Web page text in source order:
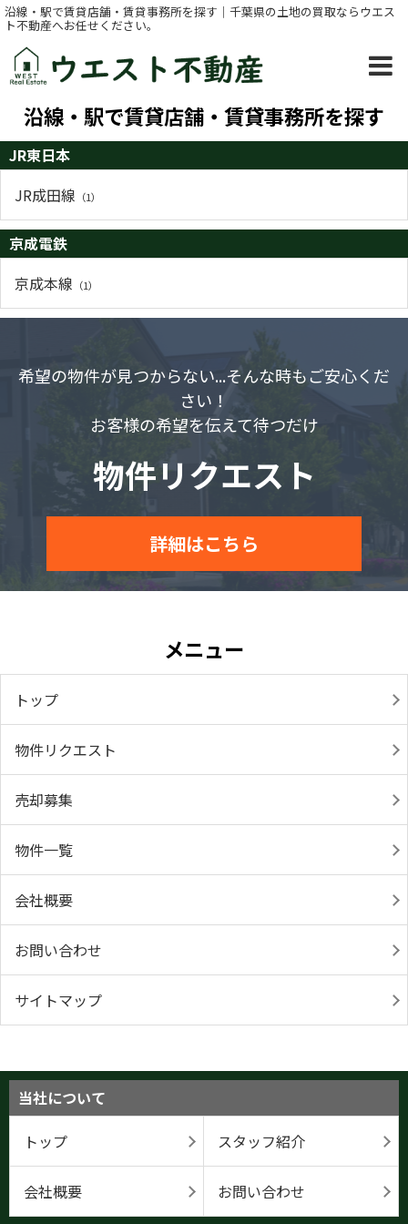
沿線・駅で賃貸店舗・賃貸事務所を探す｜千葉県の土地の買取ならウエス
ト不動産へお任せください。
沿線・駅で賃貸店舗・賃貸事務所を探す
JR東日本
JR成田線 （1）
京成電鉄
京成本線 （1）
希望の物件が見つからない...そんな時もご安心くだ
さい！
お客様の希望を伝えて待つだけ
物件リクエスト
詳細はこちら
メニュー
トップ
物件リクエスト
売却募集
物件一覧
会社概要
お問い合わせ
サイトマップ
当社について
トップ
スタッフ紹介
会社概要 お問い合わせ